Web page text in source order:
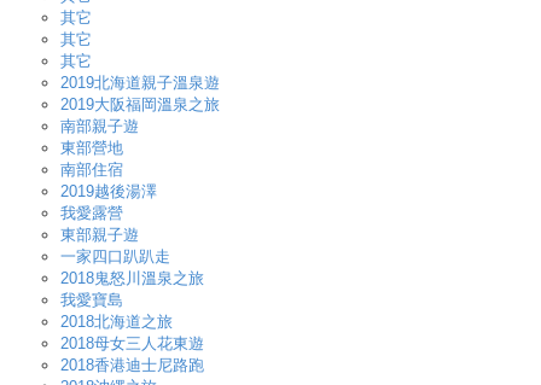
其它
其它
其它
2019北海道親子溫泉遊
2019大阪福岡溫泉之旅
南部親子遊
東部營地
南部住宿
2019越後湯澤
我愛露營
東部親子遊
一家四口趴趴走
2018鬼怒川溫泉之旅
我愛寶島
2018北海道之旅
2018母女三人花東遊
2018香港迪士尼路跑